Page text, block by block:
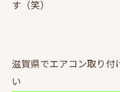
す（笑）
滋賀県でエアコン取り付
い